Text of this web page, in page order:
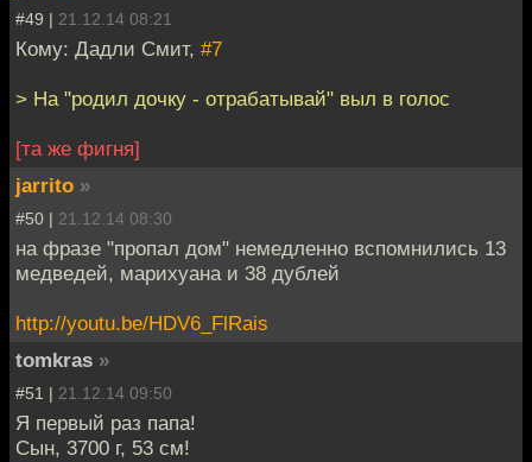
#49 | 21.12.14 08:21
Кому: Дадли Смит, #7
> На "родил дочку - отрабатывай" выл в голос
[та же фигня]
jarrito »
#50 | 21.12.14 08:30
на фразе "пропал дом" немедленно вспомнились 13
медведей, марихуана и 38 дублей
http://youtu.be/HDV6_FlRais
tomkras »
#51 | 21.12.14 09:50
Я первый раз папа!
Сын, 3700 г, 53 см!